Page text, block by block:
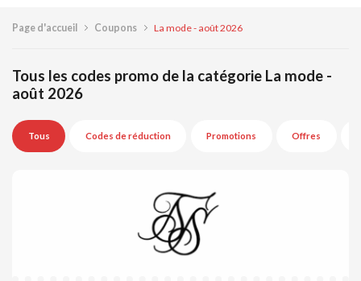
Page d'accueil Coupons La mode - août 2026
Tous les codes promo de la catégorie La mode -
août 2026
Tous Codes de réduction Promotions Offres